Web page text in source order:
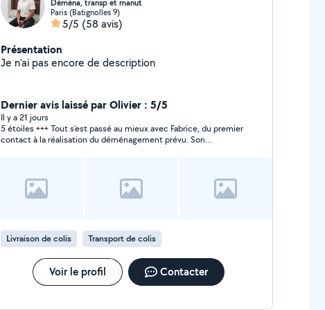
Déména, transp et manut
Paris (Batignolles 9)
5/5 (58 avis)
Présentation
Je n'ai pas encore de description
Dernier avis laissé par Olivier : 5/5
Il y a 21 jours
5 étoiles +++ Tout s'est passé au mieux avec Fabrice, du premier
contact à la réalisation du déménagement prévu. Son
Livraison de colis Transport de colis
Voir le profil Contacter